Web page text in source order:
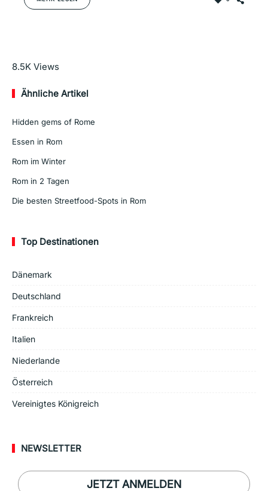
Mehr lesen
8.5K Views
Ähnliche Artikel
Hidden gems of Rome
Essen in Rom
Rom im Winter
Rom in 2 Tagen
Die besten Streetfood-Spots in Rom
Top Destinationen
Dänemark
Deutschland
Frankreich
Italien
Niederlande
Österreich
Vereinigtes Königreich
NEWSLETTER
JETZT ANMELDEN